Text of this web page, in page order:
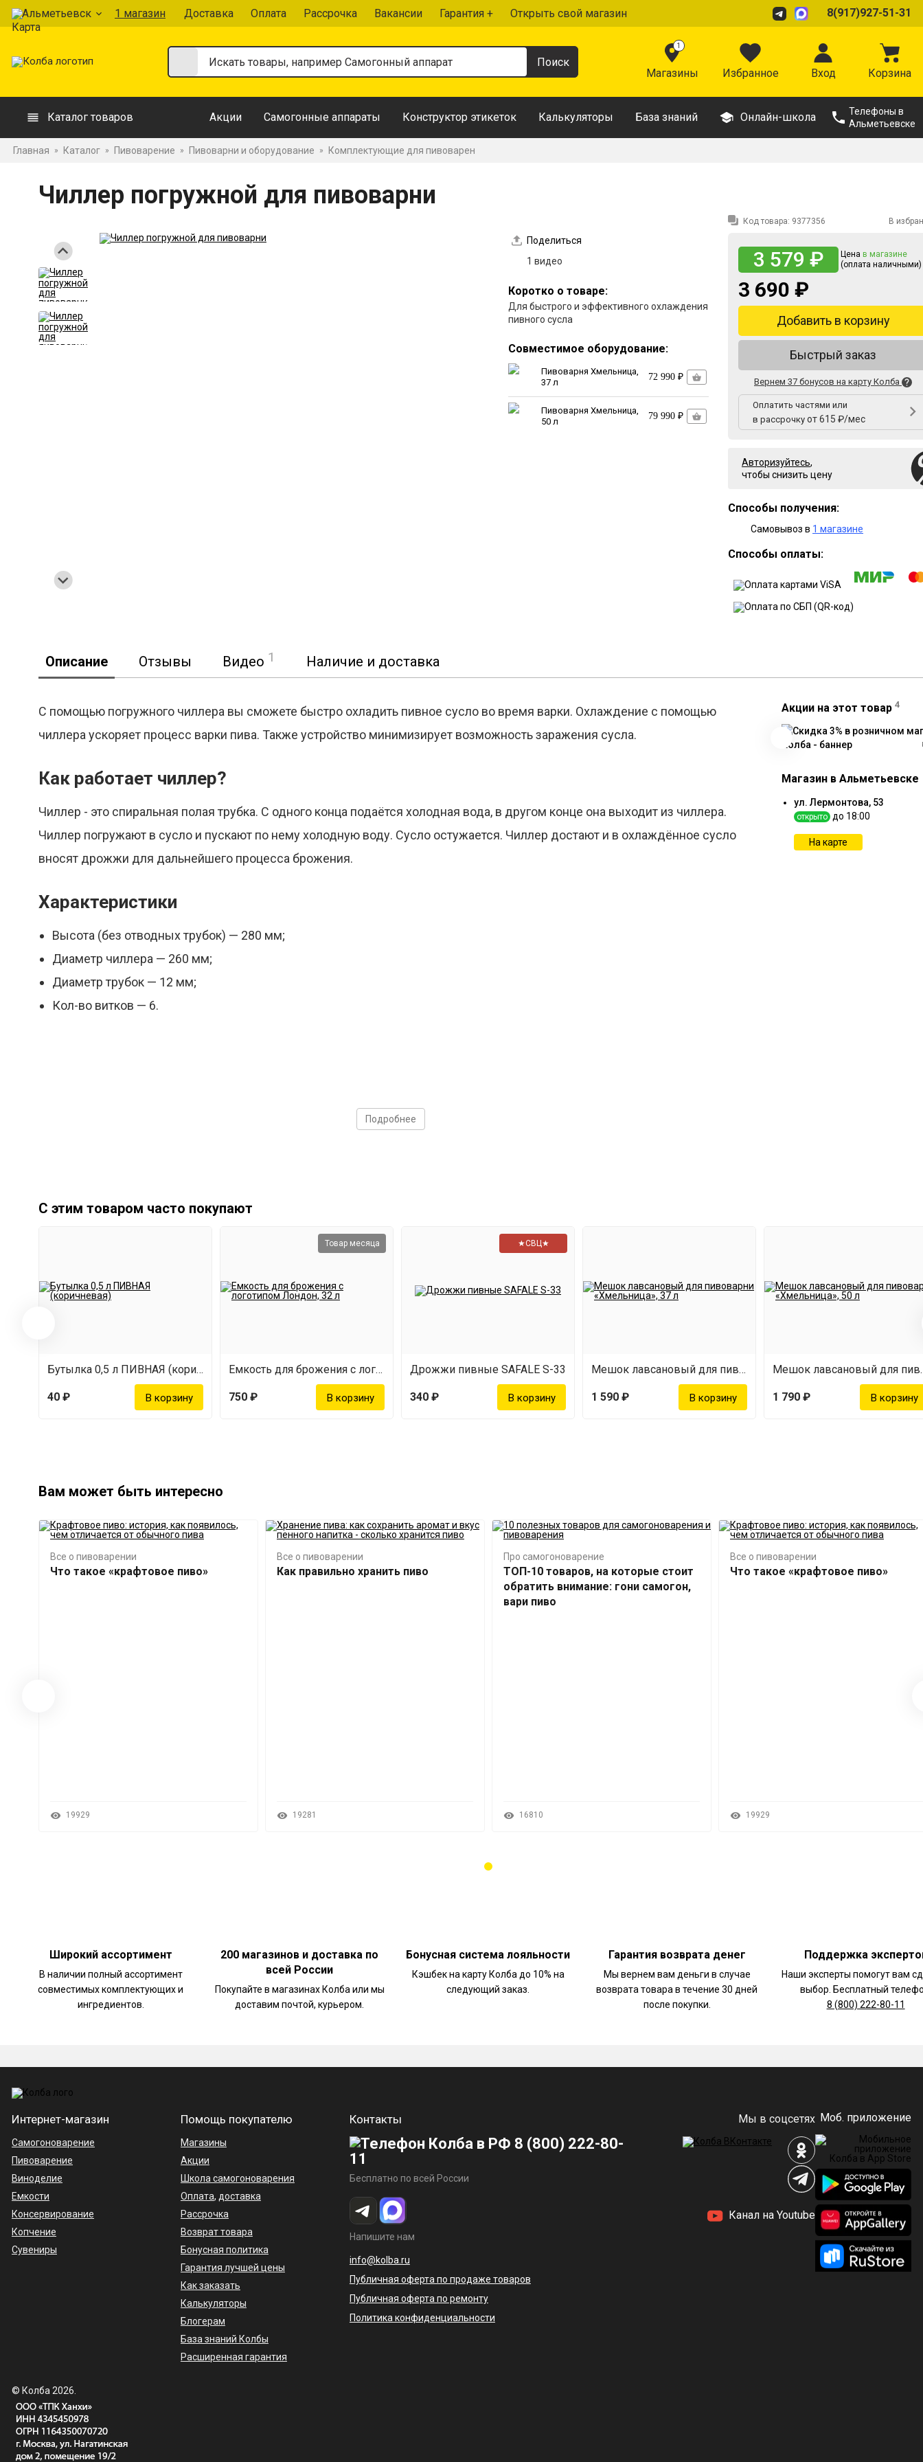
Альметьевск 1 магазин Доставка Оплата Рассрочка Вакансии Гарантия + Открыть свой магазин 8(917)927-51-31
1
Магазины Избранное Вход Корзина
Каталог товаров Акции Самогонные аппараты Конструктор этикеток Калькуляторы База знаний Онлайн-школа
Телефоны в
Альметьевске
Главная » Каталог » Пивоварение » Пивоварни и оборудование » Комплектующие для пивоварен
Чиллер погружной для пивоварни
Поделиться
1 видео
Коротко о товаре:
Для быстрого и эффективного охлаждения
пивного сусла
Совместимое оборудование:
Пивоварня Хмельница,
37 л
72 990 ₽
Пивоварня Хмельница,
50 л
79 990 ₽
Код товара: 9377356 В
3 579 ₽ Цена в магазине
(оплата наличными)
3 690 ₽
Добавить в корзину
Быстрый заказ
Вернем 37 бонусов на карту Колба
Оплатить частями или
в рассрочку от 615 ₽/мес
Авторизуйтесь,
чтобы снизить цену
Способы получения:
Самовывоз в 1 магазине
Способы оплаты:
Описание Отзывы Видео 1 Наличие и доставка
С помощью погружного чиллера вы сможете быстро охладить пивное сусло во время варки. Охлаждение с помощью
чиллера ускоряет процесс варки пива. Также устройство минимизирует возможность заражения сусла.
Как работает чиллер?
Чиллер - это спиральная полая трубка. С одного конца подаётся холодная вода, в другом конце она выходит из чиллера.
Чиллер погружают в сусло и пускают по нему холодную воду. Сусло остужается. Чиллер достают и в охлаждённое сусло
вносят дрожжи для дальнейшего процесса брожения.
Характеристики
Высота (без отводных трубок) — 280 мм;
Диаметр чиллера — 260 мм;
Диаметр трубок — 12 мм;
Кол-во витков — 6.
Подробнее
Акции на этот товар 4
Магазин в Альметьевске
ул. Лермонтова, 53
открыто до 18:00
На карте
С этим товаром часто покупают
Бутылка 0,5 л ПИВНАЯ (коричневая)
40 ₽
Товар месяца
Емкость для брожения с логотипом Лондон (32 л)
750 ₽
★СВЦ★
Дрожжи пивные SAFALE S-33
340 ₽
Мешок лавсановый для пивоварни «Хмельница», 37 л
1 590 ₽
Мешок
1 790 ₽
Вам может быть интересно
Все о пивоварении
Что такое «крафтовое пиво»
19929
Все о пивоварении
Как правильно хранить пиво
19281
Про самогоноварение
ТОП-10 товаров, на которые стоит
обратить внимание: гони самогон,
вари пиво
16810
Все о пивоварении
Что такое «крафтовое пиво»
19929
Широкий ассортимент
В наличии полный ассортимент
совместимых комплектующих и
ингредиентов.
200 магазинов и доставка по
всей России
Покупайте в магазинах Колба или мы
доставим почтой, курьером.
Бонусная система лояльности
Кэшбек на карту Колба до 10% на
следующий заказ.
Гарантия возврата денег
Мы вернем вам деньги в случае
возврата товара в течение 30 дней
после покупки.
Поддержка
Наши эксперты помогут вам
выбор. Бесплатный
8 (800) 222-80-11
Интернет-магазин
Самогоноварение
Пивоварение
Виноделие
Емкости
Консервирование
Копчение
Сувениры
Помощь покупателю
Магазины
Акции
Школа самогоноварения
Оплата, доставка
Рассрочка
Возврат товара
Бонусная политика
Гарантия лучшей цены
Как заказать
Калькуляторы
Блогерам
База знаний Колбы
Расширенная гарантия
Контакты
8 (800) 222-80-
11
Бесплатно по всей России
Напишите нам
info@kolba.ru
Публичная оферта по продаже товаров
Публичная оферта по ремонту
Политика конфиденциальности
Мы в соцсетях
Канал на Youtube
Моб. приложение
© Колба 2026.